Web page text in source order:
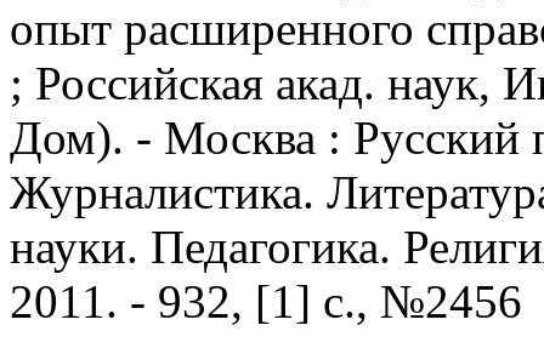
опыт расширенного
; Российская акад. наук,
Дом). - Москва : Русский
Журналистика.
науки. Педагогика.
2011. - 932, [1] с., №2456